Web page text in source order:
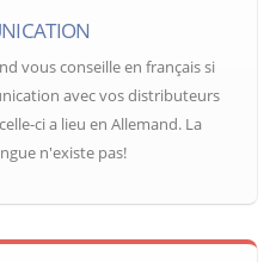
vous conseille en français si
avec vos distributeurs
ci a lieu en Allemand. La
n'existe pas!